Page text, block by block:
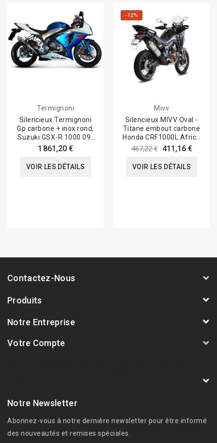
Termignoni
Silencieux Termignoni
Gp carbone + inox rond,
Suzuki GSX-R 1000 09-
11
1 861,20 €
VOIR LES DÉTAILS
-12%
Mivv
Silencieux MIVV Oval -
Titane embout carbone
Honda CRF1000L Africa
Twin 16-19
467,22 € 411,16 €
VOIR LES DÉTAILS
Contactez-Nous
Produits
Notre Entreprise
Votre Compte
Notre Newsletter
Abonnez-vous à notre dernière newsletter pour être informé
des nouveautés et remises spéciales.